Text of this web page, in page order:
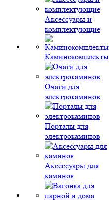
Аксессуары и
комплектующие
Каминокомплекты
Очаги для
электрокаминов
Порталы для
электрокаминов
Аксессуары для
каминов